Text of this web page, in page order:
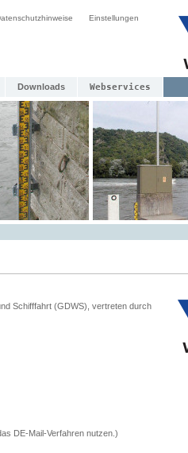
Einstellungen
Downloads Webservices
Schifffahrt (GDWS), vertreten durch
DE-Mail-Verfahren nutzen.)